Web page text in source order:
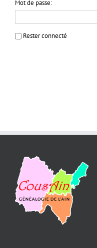
Mot de passe:
Rester connecté